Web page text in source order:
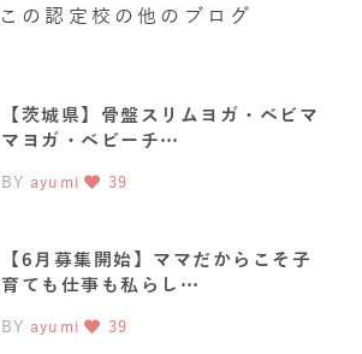
この認定校の他のブログ
【茨城県】骨盤スリムヨガ・ベビマ
マヨガ・ベビーチ…
BY ayumi 39
【6月募集開始】ママだからこそ子
育ても仕事も私らし…
BY ayumi 39